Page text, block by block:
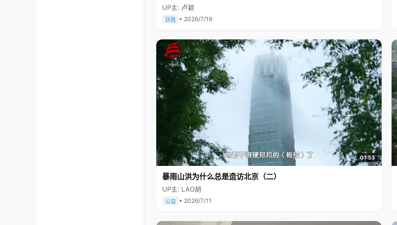
UP主: 卢颖
跃胜 • 2026/7/19
01:53
暴雨山洪为什么总是造访北京（二）
UP主: LAO胡
公益 • 2026/7/11